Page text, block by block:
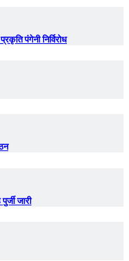
पंगेनी निर्विरोध
जारी